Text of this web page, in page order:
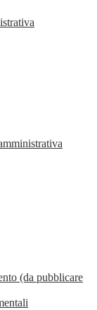
(da pubblicare